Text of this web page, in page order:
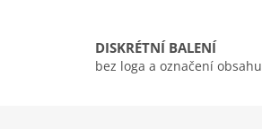
DISKRÉTNÍ BALENÍ
bez loga a označení obsahu